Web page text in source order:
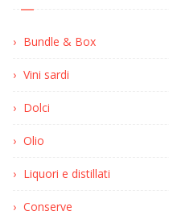
Bundle & Box
Vini sardi
Dolci
Olio
Liquori e distillati
Conserve